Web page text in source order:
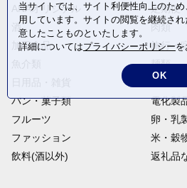
ANAオリジナル
定期便
酒
肉類
加工食品
旅行・
麺類
野菜
パン・菓子類
電化製
フルーツ
卵・乳
ファッション
米・穀
飲料(酒以外)
返礼品
当サイトでは、サイト利便性向上のた
用しています。サイトの閲覧を継続さ
意したことものといたします。
詳細についてはプライバシーポリシーを
OK